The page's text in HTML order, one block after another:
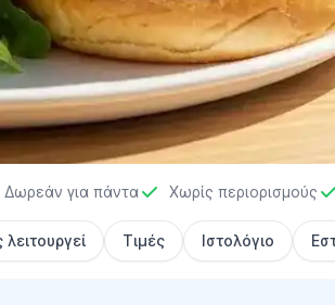
-
Δωρεάν για πάντα Χωρίς περιορισμούς
Τιμές Ιστολόγιο